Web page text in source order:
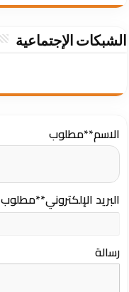
الشبكات الإجتماعية
الاسم**مطلوب
البريد الإلكتروني**مطلوب
رسالة